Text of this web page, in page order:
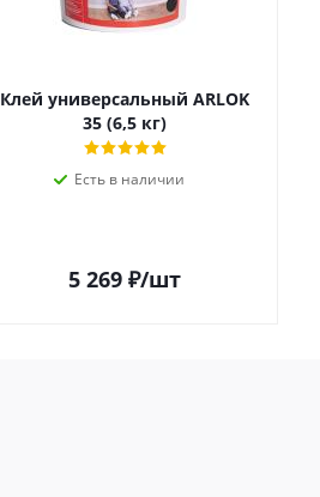
Клей универсальный ARLOK
35 (6,5 кг)
Есть в наличии
5 269 ₽/шт